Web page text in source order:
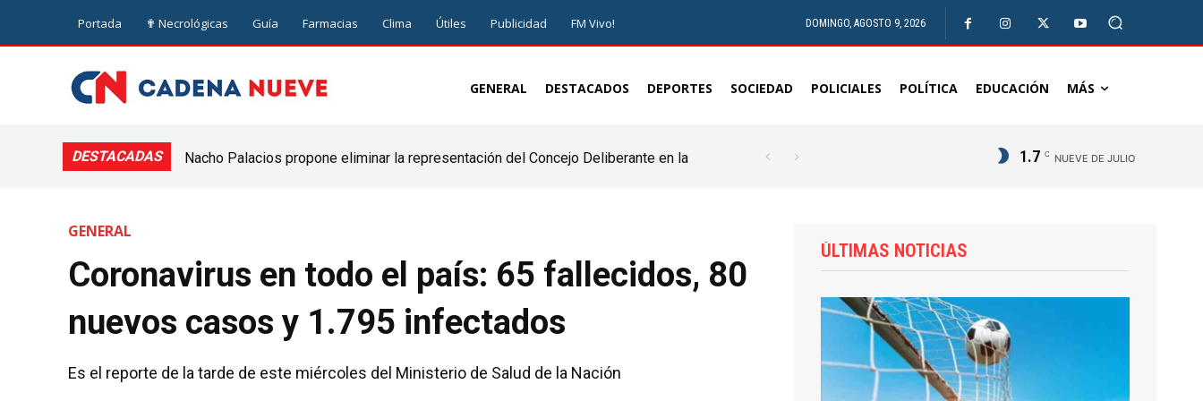
Portada ✟ Necrológicas Guía Farmacias Clima Útiles Publicidad FM Vivo! DOMINGO, AGOSTO 9, 2026
GENERAL DESTACADOS DEPORTES SOCIEDAD POLICIALES POLÍTICA EDUCACIÓN MÁS
DESTACADAS
Nacho Palacios propone eliminar la representación del Concejo Deliberante en la
1.7 C NUEVE DE JULIO
GENERAL
Coronavirus en todo el país: 65 fallecidos, 80
nuevos casos y 1.795 infectados
Es el reporte de la tarde de este miércoles del Ministerio de Salud de la Nación
ÚLTIMAS NOTICIAS